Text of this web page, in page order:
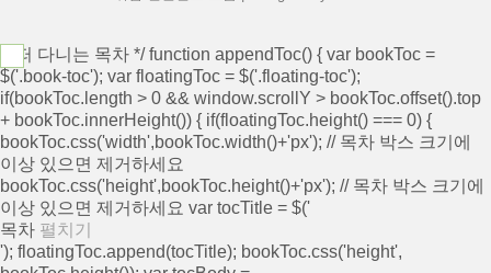
/* 떠 다니는 목차 */ function appendToc() { var bookToc =
$('.book-toc'); var floatingToc = $('.floating-toc');
if(bookToc.length > 0 && window.scrollY > bookToc.offset().top
+ bookToc.innerHeight()) { if(floatingToc.height() === 0) {
bookToc.css('width',bookToc.width()+'px'); // 목차 박스 크기에
이상 있으면 제거하세요
bookToc.css('height',bookToc.height()+'px'); // 목차 박스 크기에
이상 있으면 제거하세요 var tocTitle = $('
목차 펼치기
'); floatingToc.append(tocTitle); bookToc.css('height',